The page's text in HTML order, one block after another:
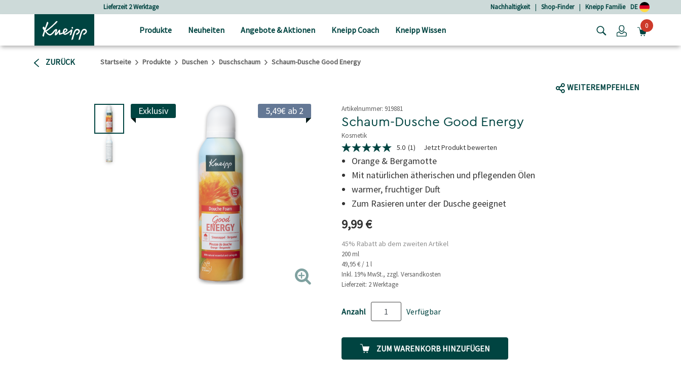
Nachhaltigkeit | Shop-Finder | Kneipp Familie DE
Produkte Neuheiten Angebote & Aktionen Kneipp Coach Kneipp Wissen Login0
ZURÜCK Startseite Produkte Duschen Duschschaum Schaum-Dusche Good Energy
WEITEREMPFEHLEN
5,49€ ab 2
Exklusiv Artikelnummer: 919881
Schaum-Dusche Good Energy
Kosmetik
3,5 von 5 Sternen
5.0
von
Sternen,
Durchschnittswert
der
Bewertung.
Read
Review.
Link
auf
derselben
Seite.
5.0 (1) Jetzt Produkt bewerten
Orange & Bergamotte
Mit natürlichen ätherischen und pflegenden Ölen
warmer, fruchtiger Duft
Zum Rasieren unter der Dusche geeignet
Aktueller Preis
9,99 €
45% Rabatt ab dem zweiten Artikel
200 ml
49,95 € / 1 l
Inkl. 19% MwSt., zzgl. Versandkosten
Lieferzeit: 2 Werktage
Anzahl Verfügbar
ZUM WARENKORB HINZUFÜGEN